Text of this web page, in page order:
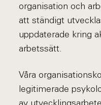
organisation och
att ständigt
uppdaterade kring
arbetssätt.
Våra
legitimerade